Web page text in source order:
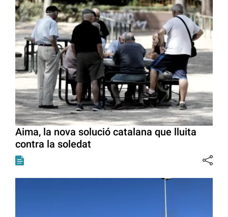
Aima, la nova solució catalana que lluita
contra la soledat